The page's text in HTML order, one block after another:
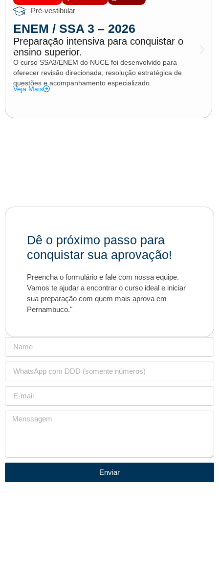
Pré-vestibular
ENEM / SSA 3 – 2026
Preparação intensiva para conquistar o
ensino superior.
O curso SSA3/ENEM do NUCE foi desenvolvido para
oferecer revisão direcionada, resolução estratégica de
questões e acompanhamento especializado.
Veja Mais
Dê o próximo passo para
conquistar sua aprovação!
Preencha o formulário e fale com nossa equipe.
Vamos te ajudar a encontrar o curso ideal e iniciar
sua preparação com quem mais aprova em
Pernambuco."
Enviar